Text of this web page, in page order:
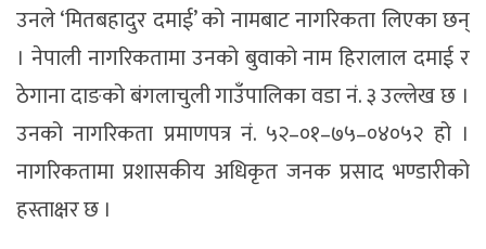
उनले ‘मितबहादुर दमाई’ को नामबाट नागरिकता लिएका छन्
। नेपाली नागरिकतामा उनको बुवाको नाम हिरालाल दमाई र
ठेगाना दाङको बंगलाचुली गाउँपालिका वडा नं. ३ उल्लेख छ ।
उनको नागरिकता प्रमाणपत्र नं. ५२–०१–७५–०४०५२ हो ।
नागरिकतामा प्रशासकीय अधिकृत जनक प्रसाद भण्डारीको
हस्ताक्षर छ ।